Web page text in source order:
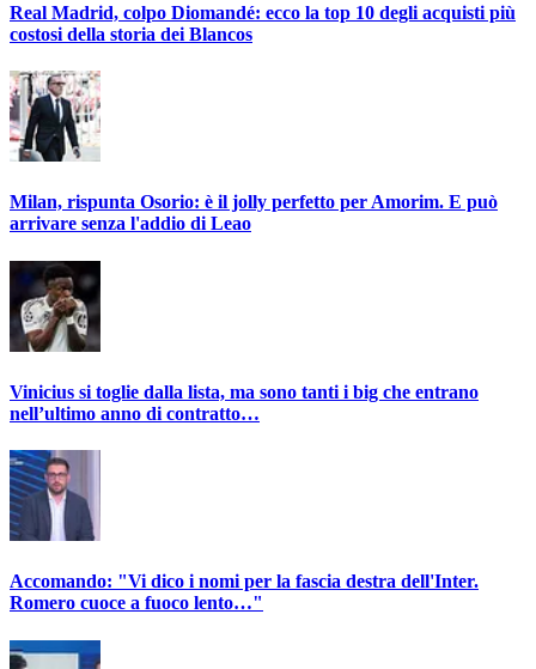
Real Madrid, colpo Diomandé: ecco la top 10 degli acquisti più
costosi della storia dei Blancos
Milan, rispunta Osorio: è il jolly perfetto per Amorim. E può
arrivare senza l'addio di Leao
Vinicius si toglie dalla lista, ma sono tanti i big che entrano
nell’ultimo anno di contratto…
Accomando: "Vi dico i nomi per la fascia destra dell'Inter.
Romero cuoce a fuoco lento…"